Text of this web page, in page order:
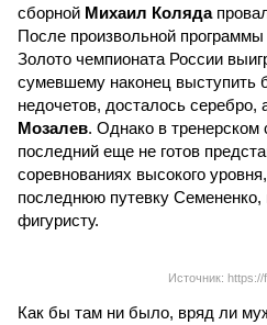
сборной Михаил Коляда
После произвольной
Золото чемпионата России
сумевшему наконец выступить
недочетов, досталось серебро,
Мозалев. Однако в тренерском
последний еще не готов
соревнованиях высокого
последнюю путевку Семененко,
фигуристу.
Источник:
Как бы там ни было, вряд ли